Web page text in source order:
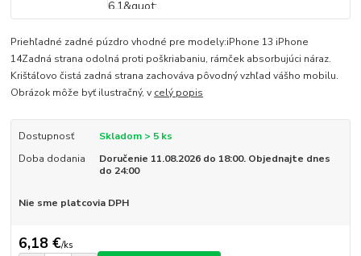
Priehľadné zadné púzdro vhodné pre modely:iPhone 13 iPhone
14Zadná strana odolná proti poškriabaniu, rámček absorbujúci náraz.
Krištáľovo čistá zadná strana zachováva pôvodný vzhľad vášho mobilu.
Obrázok môže byť ilustračný, v celý popis
Dostupnosť
Skladom > 5 ks
Doba dodania
Doručenie 11.08.2026 do 18:00. Objednajte dnes
do 24:00
Nie sme platcovia DPH
6,18 €/ks